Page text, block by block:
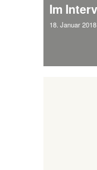
18. Januar 2018